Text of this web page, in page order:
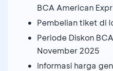
BCA American
Pembelian tiket di
Periode Diskon
November 2025
Informasi harga